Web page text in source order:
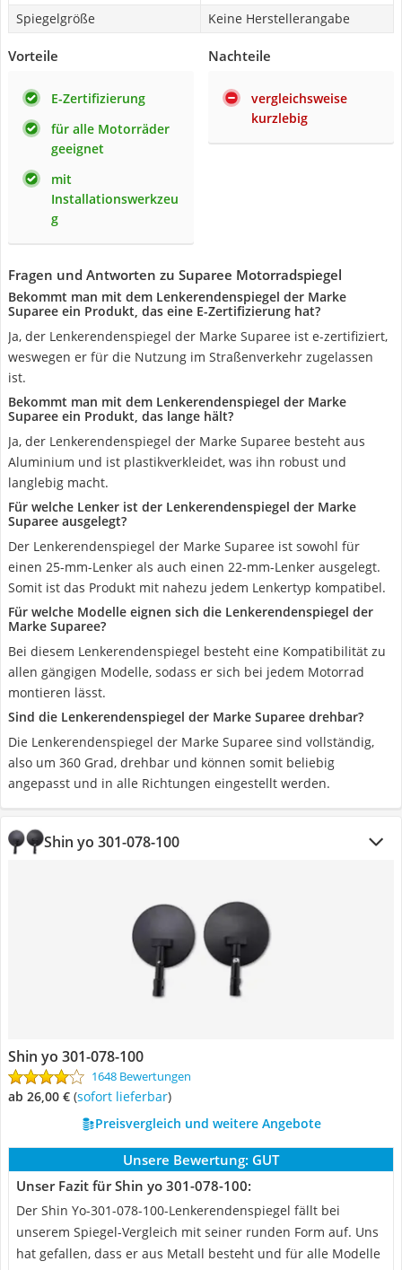
Spiegelgröße
Keine Herstellerangabe
Vorteile
E-Zertifizierung
für alle Motorräder
geeignet
mit
Installationswerkzeu
g
Nachteile
vergleichsweise
kurzlebig
Fragen und Antworten zu Suparee Motorradspiegel
Bekommt man mit dem Lenkerendenspiegel der Marke
Suparee ein Produkt, das eine E-Zertifizierung hat?
Ja, der Lenkerendenspiegel der Marke Suparee ist e-zertifiziert,
weswegen er für die Nutzung im Straßenverkehr zugelassen
ist.
Bekommt man mit dem Lenkerendenspiegel der Marke
Suparee ein Produkt, das lange hält?
Ja, der Lenkerendenspiegel der Marke Suparee besteht aus
Aluminium und ist plastikverkleidet, was ihn robust und
langlebig macht.
Für welche Lenker ist der Lenkerendenspiegel der Marke
Suparee ausgelegt?
Der Lenkerendenspiegel der Marke Suparee ist sowohl für
einen 25-mm-Lenker als auch einen 22-mm-Lenker ausgelegt.
Somit ist das Produkt mit nahezu jedem Lenkertyp kompatibel.
Für welche Modelle eignen sich die Lenkerendenspiegel der
Marke Suparee?
Bei diesem Lenkerendenspiegel besteht eine Kompatibilität zu
allen gängigen Modelle, sodass er sich bei jedem Motorrad
montieren lässt.
Sind die Lenkerendenspiegel der Marke Suparee drehbar?
Die Lenkerendenspiegel der Marke Suparee sind vollständig,
also um 360 Grad, drehbar und können somit beliebig
angepasst und in alle Richtungen eingestellt werden.
Shin yo 301-078-100
Shin yo 301-078-100
1648 Bewertungen
ab 26,00 € ( Sofort lieferbar)
Preisvergleich und weitere Angebote
Unsere Bewertung: GUT
Unser Fazit für Shin yo 301-078-100:
Der Shin Yo-301-078-100-Lenkerendenspiegel fällt bei
unserem Spiegel-Vergleich mit seiner runden Form auf. Uns
hat gefallen, dass er aus Metall besteht und für alle Modelle